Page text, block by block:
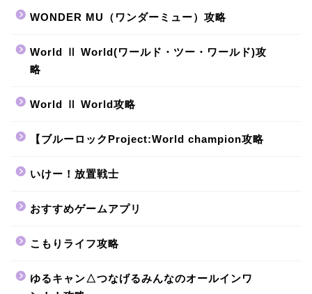
WONDER MU（ワンダーミュー）攻略
World Ⅱ World(ワールド・ツー・ワールド)攻
略
World Ⅱ World攻略
【ブルーロックProject:World champion攻略
いけー！放置戦士
おすすめゲームアプリ
こもりライフ攻略
ゆるキャン△つなげるみんなのオールインワ